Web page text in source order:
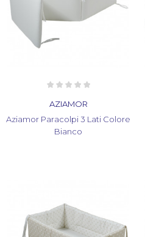
AZIAMOR
Aziamor Paracolpi 3 Lati Colore
Bianco